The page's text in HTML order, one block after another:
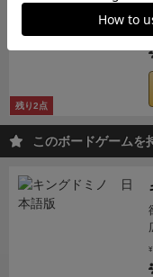
残り2点
このボードゲームを
¥